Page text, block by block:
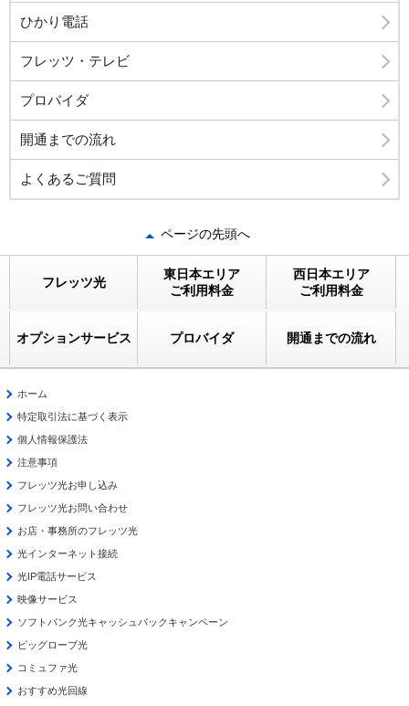
ひかり電話
フレッツ・テレビ
プロバイダ
開通までの流れ
よくあるご質問
ページの先頭へ
フレッツ光
東日本エリア
ご利用料金
西日本エリア
ご利用料金
オプションサービス プロバイダ 開通までの流れ
ホーム
特定取引法に基づく表示
個人情報保護法
注意事項
フレッツ光お申し込み
フレッツ光お問い合わせ
お店・事務所のフレッツ光
光インターネット接続
光IP電話サービス
映像サービス
ソフトバンク光キャッシュバックキャンペーン
ビッグローブ光
コミュファ光
おすすめ光回線